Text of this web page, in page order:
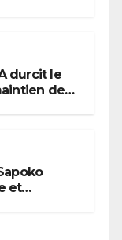
durcit le
de
et